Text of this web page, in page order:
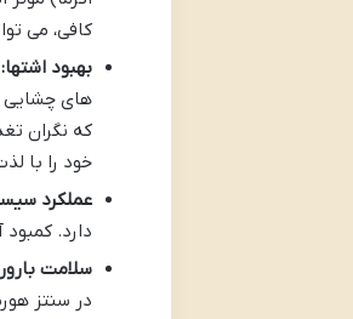
کافی، می
بهبود اشتها:
های چشایی
که نگران
خود را با
عملکرد
دارد.
سلامت
در سنتز